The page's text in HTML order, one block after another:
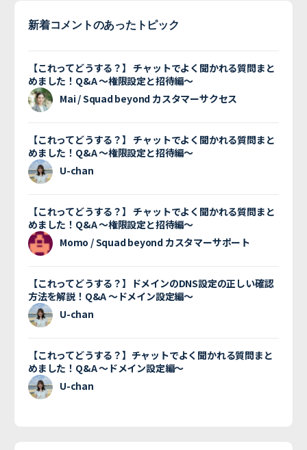
新着コメントのあったトピック
【これってどうする？】 チャットでよく聞かれる質問まと
めました！Q&A 〜権限設定と招待編〜
Mai / Squad beyond カスタマーサクセス
【これってどうする？】 チャットでよく聞かれる質問まと
めました！Q&A 〜権限設定と招待編〜
U-chan
【これってどうする？】 チャットでよく聞かれる質問まと
めました！Q&A 〜権限設定と招待編〜
Momo / Squad beyond カスタマーサポート
【これってどうする？】ドメインのDNS設定の正しい確認
方法を解説！Q&A 〜ドメイン設定編〜
U-chan
【これってどうする？】チャットでよく聞かれる質問まと
めました！Q&A 〜ドメイン設定編〜
U-chan